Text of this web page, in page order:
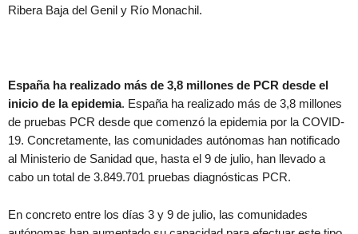
Ribera Baja del Genil y Río Monachil.
España ha realizado más de 3,8 millones de PCR desde el
inicio de la epidemia. España ha realizado más de 3,8 millones
de pruebas PCR desde que comenzó la epidemia por la COVID-
19. Concretamente, las comunidades autónomas han notificado
al Ministerio de Sanidad que, hasta el 9 de julio, han llevado a
cabo un total de 3.849.701 pruebas diagnósticas PCR.
En concreto entre los días 3 y 9 de julio, las comunidades